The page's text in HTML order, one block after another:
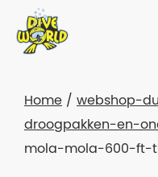
Home
webshop-
droogpakken-en-
mola-mola-600-ft-